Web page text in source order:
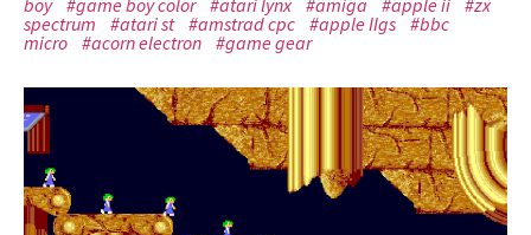
boy #game boy color #atari lynx #amiga #apple ii #zx
spectrum
#atari st #amstrad cpc #apple IIgs #bbc
micro #acorn electron #game gear